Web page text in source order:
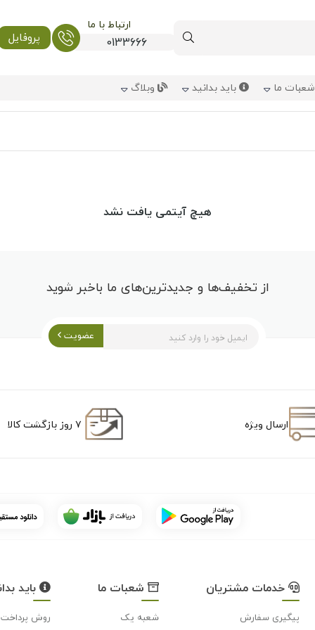
ارتباط با ما
0133666 پروفایل
شعبات ما باید بدانید وبلاگ
هیچ آیتمی یافت نشد
از تخفیف‌ها و جدیدترین‌های ما باخبر شوید
عضویت
ارسال ویژه ۷ روز بازگشت کالا
خدمات مشتریان
پیگیری سفارش
شعبات ما
شعبه یک
باید
روش پرداخت